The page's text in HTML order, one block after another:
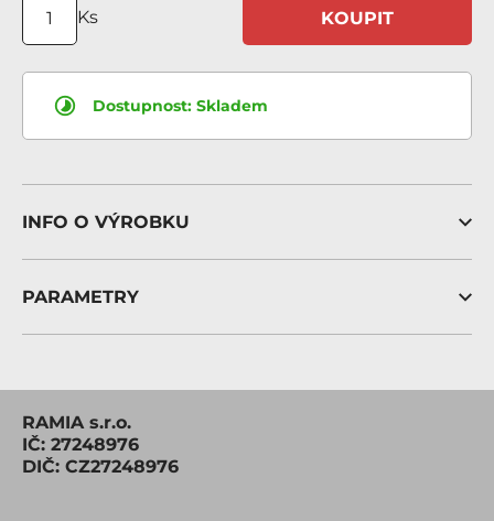
Ks KOUPIT
Dostupnost: Skladem
INFO O VÝROBKU
PARAMETRY
RAMIA s.r.o.
IČ: 27248976
DIČ: CZ27248976